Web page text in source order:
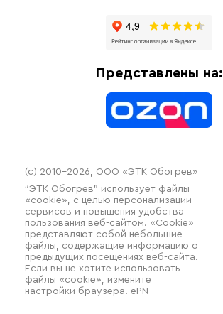
Отопительное оборудование
Представлены на:
(c) 2010–2026, ООО «ЭТК Обогрев»
“ЭТК Обогрев” использует файлы
«cookie», с целью персонализации
сервисов и повышения удобства
пользования веб-сайтом. «Cookie»
представляют собой небольшие
файлы, содержащие информацию о
предыдущих посещениях веб-сайта.
Если вы не хотите использовать
файлы «cookie», измените
настройки браузера. ePN